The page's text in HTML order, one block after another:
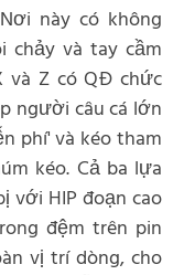
này có không
chảy và tay cầm
và Z có QĐ chức
người câu cá lớn
phí' và kéo tham
kéo. Cả ba lựa
với HIP đoạn cao
đệm trên pin
vị trí dòng, cho